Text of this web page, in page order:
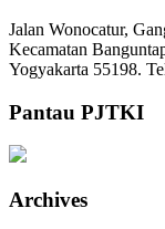
Jalan Wonocatur,
Kecamatan
Yogyakarta 55198.
Pantau PJTKI
Archives